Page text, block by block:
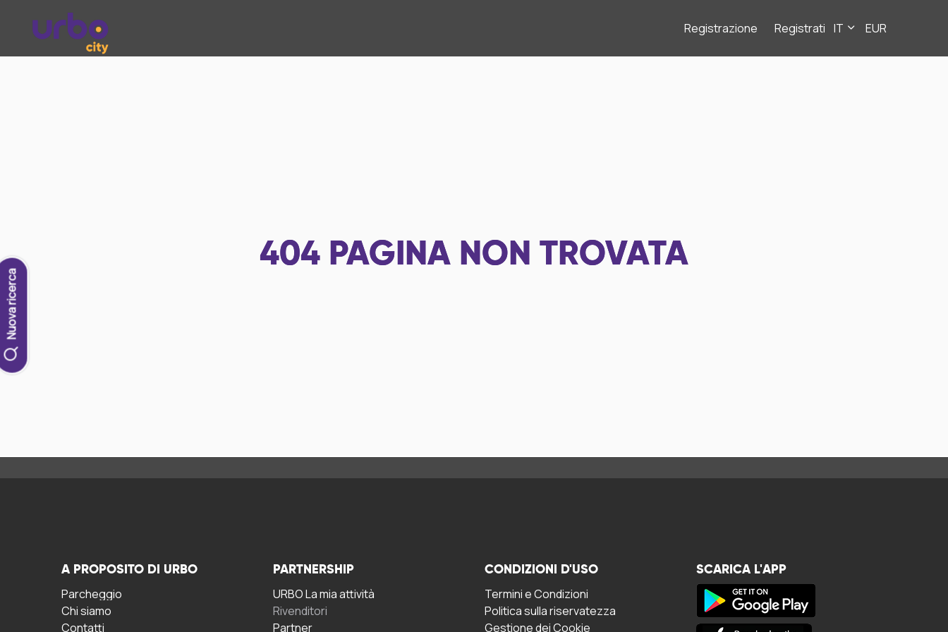
Registrazione Registrati IT EUR
Nuova ricerca
404 PAGINA NON TROVATA
A PROPOSITO DI URBO
Parcheggio
Chi siamo
Contatti
PARTNERSHIP
URBO La mia attività
Rivenditori
Partner
CONDIZIONI D'USO
Termini e Condizioni
Politica sulla riservatezza
Gestione dei Cookie
SCARICA L'APP